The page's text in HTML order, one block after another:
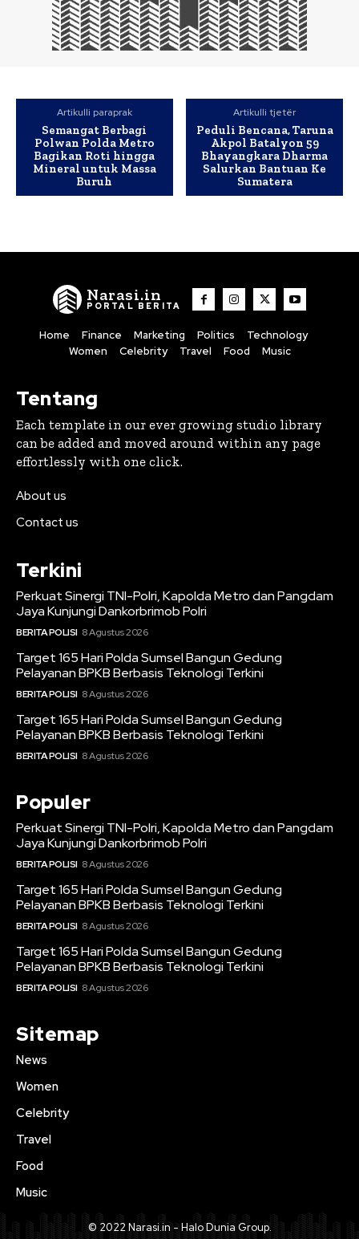
Artikulli paraprak
Semangat Berbagi
Polwan Polda Metro
Bagikan Roti hingga
Mineral untuk Massa
Buruh
Artikulli tjetër
Peduli Bencana, Taruna
Akpol Batalyon 59
Bhayangkara Dharma
Salurkan Bantuan Ke
Sumatera
Narasi.in
PORTAL BERITA
Home Finance Marketing Politics
Technology
Women
Celebrity Travel Food Music
Tentang
Each template in our ever growing studio library
can be added and moved around within any page
effortlessly with one click.
About us
Contact us
Terkini
Perkuat Sinergi TNI-Polri, Kapolda Metro dan Pangdam
Jaya Kunjungi Dankorbrimob Polri
BERITA POLISI 8 Agustus 2026
Target 165 Hari Polda Sumsel Bangun Gedung
Pelayanan BPKB Berbasis Teknologi Terkini
BERITA POLISI 8 Agustus 2026
Target 165 Hari Polda Sumsel Bangun Gedung
Pelayanan BPKB Berbasis Teknologi Terkini
BERITA POLISI 8 Agustus 2026
Populer
Perkuat Sinergi TNI-Polri, Kapolda Metro dan Pangdam
Jaya Kunjungi Dankorbrimob Polri
BERITA POLISI 8 Agustus 2026
Target 165 Hari Polda Sumsel Bangun Gedung
Pelayanan BPKB Berbasis Teknologi Terkini
BERITA POLISI 8 Agustus 2026
Target 165 Hari Polda Sumsel Bangun Gedung
Pelayanan BPKB Berbasis Teknologi Terkini
BERITA POLISI 8 Agustus 2026
Sitemap
News
Women
Celebrity
Travel
Food
Music
© 2022 Narasi.in - Halo Dunia Group.